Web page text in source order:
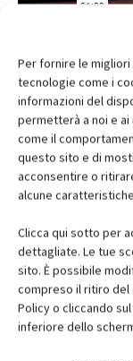
Per fornire le
tecnologie come i
informazioni del
permetterà a noi e
come il
questo sito e di
acconsentire o
alcune
Clicca qui sotto per
dettagliate. Le tue
sito. È possibile
compreso il ritiro del
Policy o cliccando
inferiore dello